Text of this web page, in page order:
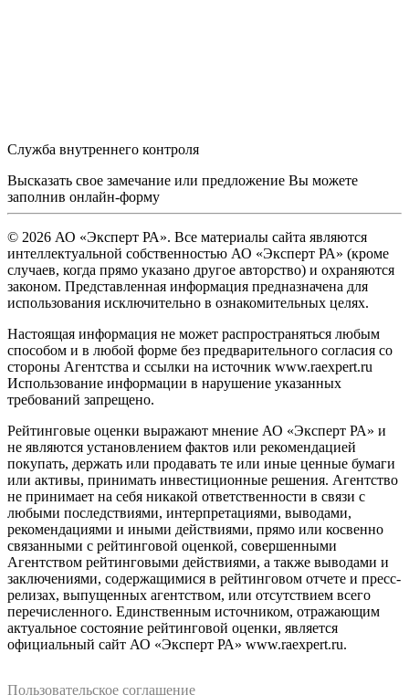
Служба внутреннего контроля
Высказать свое замечание или предложение Вы можете
заполнив онлайн-форму
© 2026 АО «Эксперт РА». Все материалы сайта являются
интеллектуальной собственностью АО «Эксперт РА» (кроме
случаев, когда прямо указано другое авторство) и охраняются
законом. Представленная информация предназначена для
использования исключительно в ознакомительных целях.
Настоящая информация не может распространяться любым
способом и в любой форме без предварительного согласия со
стороны Агентства и ссылки на источник www.raexpert.ru
Использование информации в нарушение указанных
требований запрещено.
Рейтинговые оценки выражают мнение АО «Эксперт РА» и
не являются установлением фактов или рекомендацией
покупать, держать или продавать те или иные ценные бумаги
или активы, принимать инвестиционные решения. Агентство
не принимает на себя никакой ответственности в связи с
любыми последствиями, интерпретациями, выводами,
рекомендациями и иными действиями, прямо или косвенно
связанными с рейтинговой оценкой, совершенными
Агентством рейтинговыми действиями, а также выводами и
заключениями, содержащимися в рейтинговом отчете и пресс-
релизах, выпущенных агентством, или отсутствием всего
перечисленного. Единственным источником, отражающим
актуальное состояние рейтинговой оценки, является
официальный сайт АО «Эксперт РА» www.raexpert.ru.
Пользовательское соглашение